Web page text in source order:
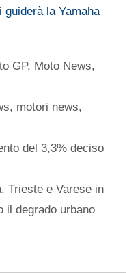
la Yamaha
GP, Moto News,
, motori news,
del 3,3% deciso
Trieste e Varese in
il degrado urbano